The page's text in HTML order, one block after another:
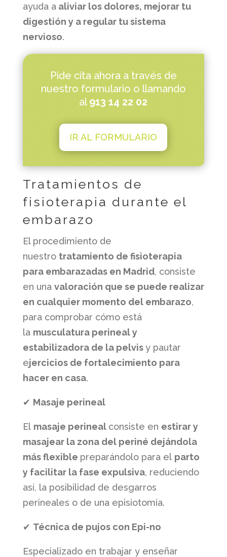
ayuda aaliviar los dolores, mejorar tu
digestión y a regular tu sistema
nervioso.
Pide cita ahora a través de
nuestro formulario o llamando
al 913 14 22 02
IR AL FORMULARIO
Tratamientos de
fisioterapia durante el
embarazo
El procedimiento de
nuestro tratamiento de fisioterapia
para embarazadas en Madrid, consiste
en una valoración que se puede realizar
en cualquier momento del embarazo,
para comprobar cómo está
la musculatura perineal y
estabilizadora de la pelvisy pautar
ejercicios de fortalecimiento para
hacer en casa.
✔ Masaje perineal
El masaje perineal consiste en estirar y
masajear la zona del periné dejándola
más flexible preparándolo para el parto
y facilitar la fase expulsiva, reduciendo
así, la posibilidad de desgarros
perineales o de una episiotomía.
✔ Técnica de pujos con Epi-no
Especializado en trabajar y enseñar